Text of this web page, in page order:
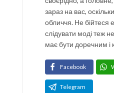
зараз на вас,
обличчя. Не бійтеся
слідувати моді теж
має бути доречним
Facebook
Telegram